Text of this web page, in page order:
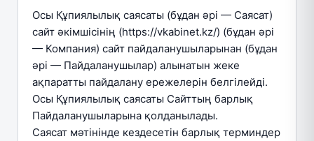
Осы Құпиялылық саясаты (бұдан әрі — Саясат)
сайт әкімшісінің (https://vkabinet.kz/) (бұдан әрі
— Компания) сайт пайдаланушыларынан (бұдан
әрі — Пайдаланушылар) алынатын жеке
ақпаратты пайдалану ережелерін белгілейді.
Осы Құпиялылық саясаты Сайттың барлық
Пайдаланушыларына қолданылады.
Саясат мәтінінде кездесетін барлық терминдер